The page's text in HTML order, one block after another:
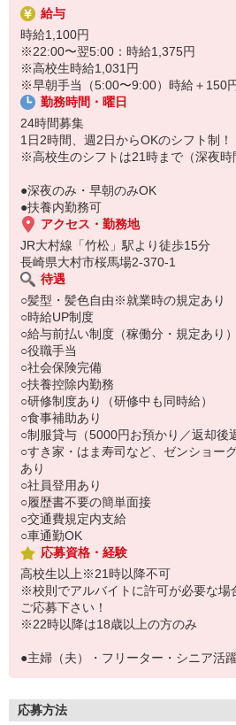
他にも、食材の調整や金銭管理、新しく
様々なお仕事があります。
セルフオーダー、セルフ会計で、現金の
せん。※一部店舗を除く
取り間違いもなく安心でスムーズ♪
マニュアルも用意していますので飲食店
もちろん先輩クルーがしっかり教えてく
い。
給与
時給1,100円
※22:00〜翌5:00：時給1,375円
※高校生時給1,031円
※早朝手当（5:00〜9:00）時給＋150
勤務時間・曜日
24時間募集
1日2時間、週2日からOKのシフト制！
※高校生のシフトは21時まで（深夜時
●深夜のみ・早朝のみOK
●扶養内勤務可
アクセス・勤務地
JR大村線「竹松」駅より徒歩15分
長崎県大村市桜馬場2-370-1
待遇
○髪型・髪色自由※就業時の規定あり
○時給UP制度
○給与前払い制度（稼働分・規定あり）
○役職手当
○社会保険完備
○扶養控除内勤務
○研修制度あり（研修中も同時給）
○食事補助あり
○制服貸与（5000円お預かり／返却後
○すき家・はま寿司など、ゼンショー
あり
○社員登用あり
○履歴書不要の簡単面接
○交通費規定内支給
○車通勤OK
応募資格・経験
高校生以上※21時以降不可
※校則でアルバイトに許可が必要な場
ご応募下さい！
※22時以降は18歳以上の方のみ
●主婦（夫）・フリーター・シニア活
応募方法